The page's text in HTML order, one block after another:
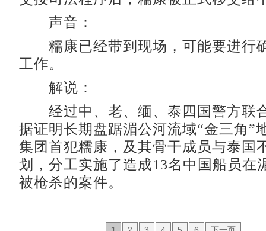
声音：
糯康已经带到现场，可能要进行
工作。
解说：
经过中、老、缅、泰四国警方联
据证明长期盘踞湄公河流域“金三角”
集团首犯糯康，及其骨干成员与泰国
划，分工实施了造成13名中国船员在
被枪杀的案件。